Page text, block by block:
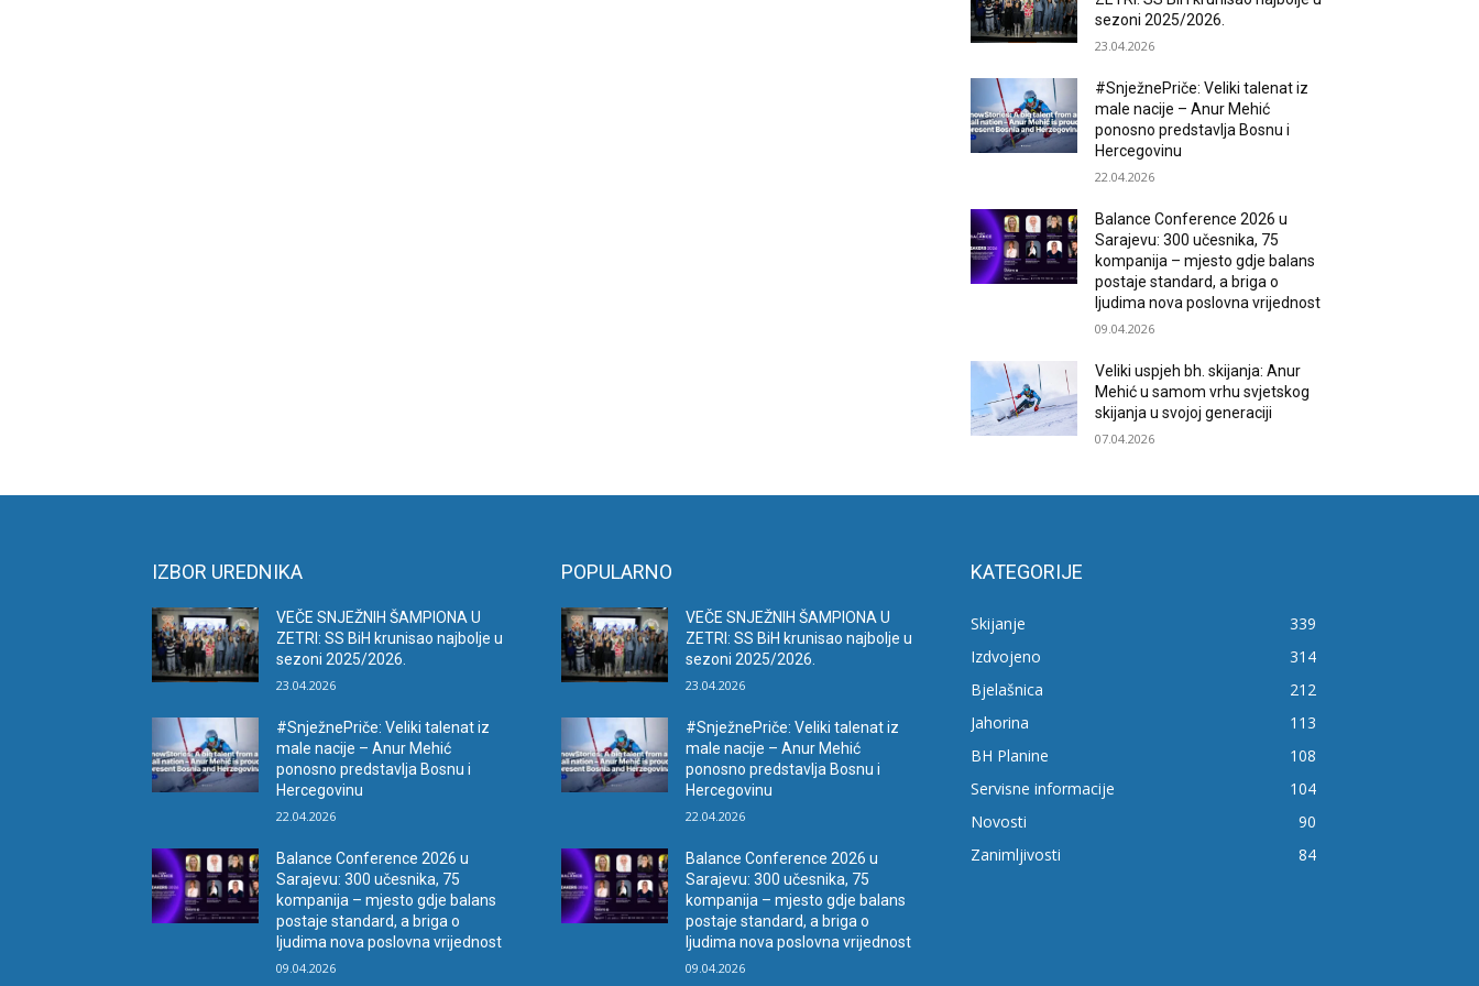
sezoni 2025/2026.
23.04.2026
#SnježnePriče: Veliki talenat iz
male nacije – Anur Mehić
ponosno predstavlja Bosnu i
Hercegovinu
22.04.2026
Balance Conference 2026 u
Sarajevu: 300 učesnika, 75
kompanija – mjesto gdje balans
postaje standard, a briga o
ljudima nova poslovna vrijednost
09.04.2026
Veliki uspjeh bh. skijanja: Anur
Mehić u samom vrhu svjetskog
skijanja u svojoj generaciji
07.04.2026
IZBOR UREDNIKA
VEČE SNJEŽNIH ŠAMPIONA U
ZETRI: SS BiH krunisao najbolje u
sezoni 2025/2026.
23.04.2026
#SnježnePriče: Veliki talenat iz
male nacije – Anur Mehić
ponosno predstavlja Bosnu i
Hercegovinu
22.04.2026
Balance Conference 2026 u
Sarajevu: 300 učesnika, 75
kompanija – mjesto gdje balans
postaje standard, a briga o
ljudima nova poslovna vrijednost
09.04.2026
POPULARNO
VEČE SNJEŽNIH ŠAMPIONA U
ZETRI: SS BiH krunisao najbolje u
sezoni 2025/2026.
23.04.2026
#SnježnePriče: Veliki talenat iz
male nacije – Anur Mehić
ponosno predstavlja Bosnu i
Hercegovinu
22.04.2026
Balance Conference 2026 u
Sarajevu: 300 učesnika, 75
kompanija – mjesto gdje balans
postaje standard, a briga o
ljudima nova poslovna vrijednost
09.04.2026
KATEGORIJE
Skijanje
339
Izdvojeno
314
Bjelašnica
212
Jahorina
113
BH Planine
108
Servisne informacije
104
Novosti
90
Zanimljivosti
84